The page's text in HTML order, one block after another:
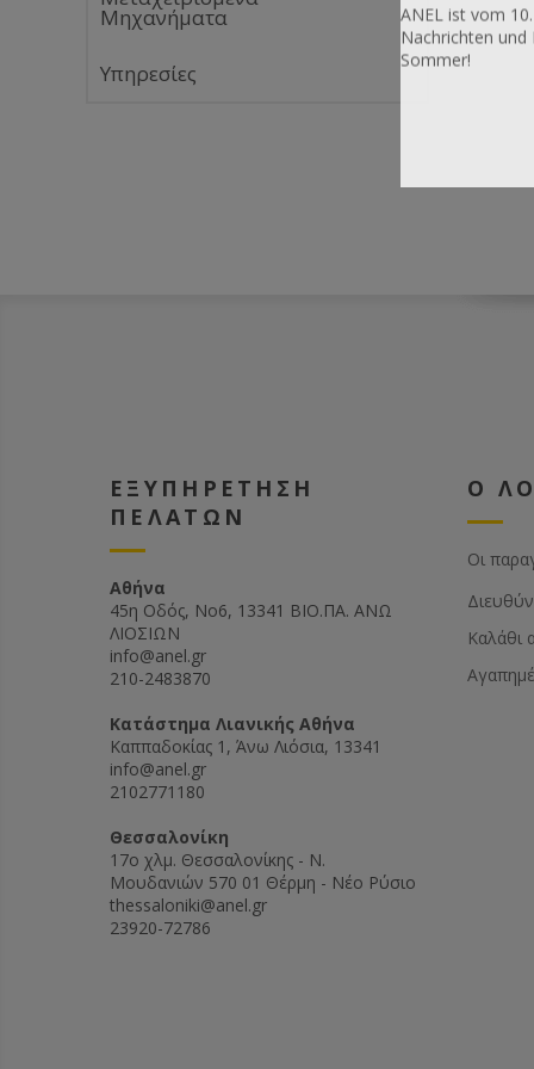
Μηχανήματα
Υπηρεσίες
ΕΞΥΠΗΡΕΤΗΣΗ
ΠΕΛΑΤΩΝ
Αθήνα
45η Οδός, Νο6, 13341 ΒΙΟ.ΠΑ. ΑΝΩ
ΛΙΟΣΙΩΝ
info@anel.gr
210-2483870
Kατάστημα Λιανικής Αθήνα
Καππαδοκίας 1, Άνω Λιόσια, 13341
info@anel.gr
2102771180
Θεσσαλονίκη
17ο χλμ. Θεσσαλονίκης - Ν.
Μουδανιών 570 01 Θέρμη - Νέο Ρύσιο
thessaloniki@anel.gr
23920-72786
Ο
Οι
Καλάθι
ANEL ist vom
Nachrichten und
Sommer!